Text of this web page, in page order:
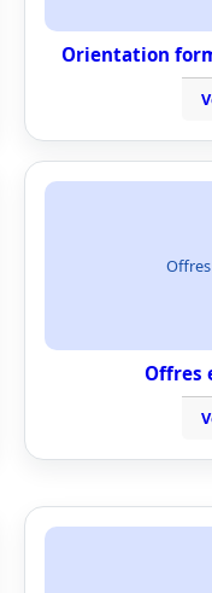
Orientation
Offres